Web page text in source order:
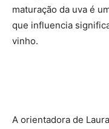
maturação da uva é
que influencia
vinho.
A orientadora de